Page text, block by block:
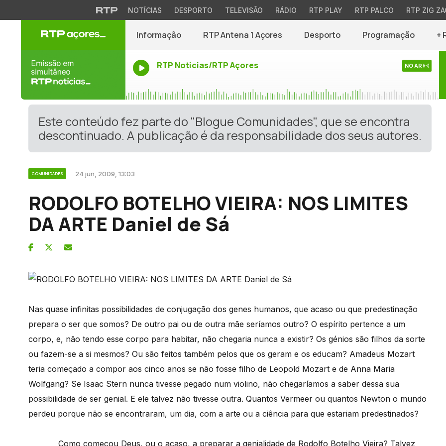
NOTÍCIAS DESPORTO TELEVISÃO RÁDIO RTP PLAY RTP PALCO RTP ZIG
Informação RTP Antena 1 Açores Desporto Programação +
RTP Noticias/RTP Açores NO AR
Este conteúdo fez parte do "Blogue Comunidades", que se encontra
descontinuado. A publicação é da responsabilidade dos seus autores.
COMUNIDADES 24 jun, 2009, 13:03
RODOLFO BOTELHO VIEIRA: NOS LIMITES
DA ARTE Daniel de Sá
Nas quase infinitas possibilidades de conjugação dos genes humanos, que acaso ou que predestinação
prepara o ser que somos? De outro pai ou de outra mãe seríamos outro? O espírito pertence a um
corpo, e, não tendo esse corpo para habitar, não chegaria nunca a existir? Os génios são filhos da sorte
ou fazem-se a si mesmos? Ou são feitos também pelos que os geram e os educam? Amadeus Mozart
teria começado a compor aos cinco anos se não fosse filho de Leopold Mozart e de Anna Maria
Wolfgang? Se Isaac Stern nunca tivesse pegado num violino, não chegaríamos a saber dessa sua
possibilidade de ser genial. E ele talvez não tivesse outra. Quantos Vermeer ou quantos Newton o mundo
perdeu porque não se encontraram, um dia, com a arte ou a ciência para que estariam predestinados?
Como começou Deus, ou o acaso, a preparar a genialidade de Rodolfo Botelho Vieira? Talvez